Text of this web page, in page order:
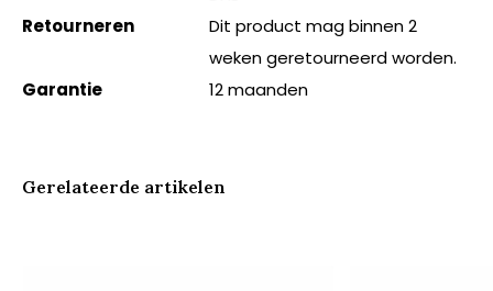
Retourneren
Dit product mag binnen 2
weken geretourneerd worden.
Garantie
12 maanden
Gerelateerde artikelen